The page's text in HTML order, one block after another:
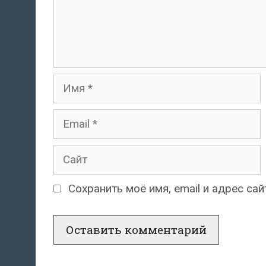
Имя
Email
Сайт
Сохранить моё имя, email и адрес